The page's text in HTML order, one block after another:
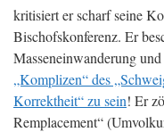
kritisiert er scharf seine
Bischofskonferenz. Er
Masseneinwanderung
„Komplizen“ des
Korrektheit“ zu sein! Er
Remplacement“